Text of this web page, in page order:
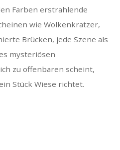
Farben erstrahlende
wie Wolkenkratzer,
Brücken, jede Szene als
mysteriösen
zu offenbaren scheint,
Stück Wiese richtet.